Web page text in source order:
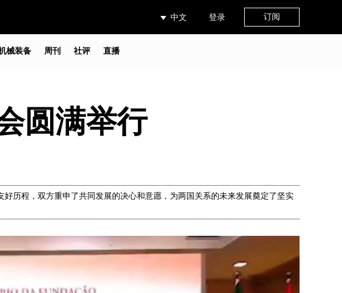
中文 登录 订阅
械装备 周刊 社评 直播
圆满举行
历程，双方重申了共同发展的决心和意愿，为两国关系的未来发展奠定了坚实